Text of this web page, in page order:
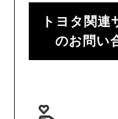
トヨタ関連
のお問い